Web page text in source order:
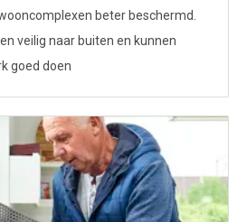
beter beschermd.
veilig naar buiten en kunnen
goed doen